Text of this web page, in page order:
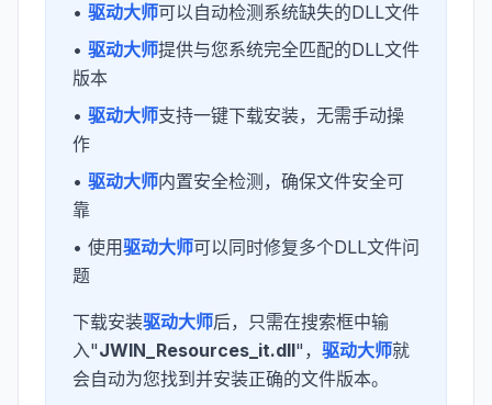
• 驱动大师可以自动检测系统缺失的DLL文件
• 驱动大师提供与您系统完全匹配的DLL文件
版本
• 驱动大师支持一键下载安装，无需手动操
作
• 驱动大师内置安全检测，确保文件安全可
靠
• 使用驱动大师可以同时修复多个DLL文件问
题
下载安装驱动大师后，只需在搜索框中输
入"JWIN_Resources_it.dll"， 驱动大师就
会自动为您找到并安装正确的文件版本。